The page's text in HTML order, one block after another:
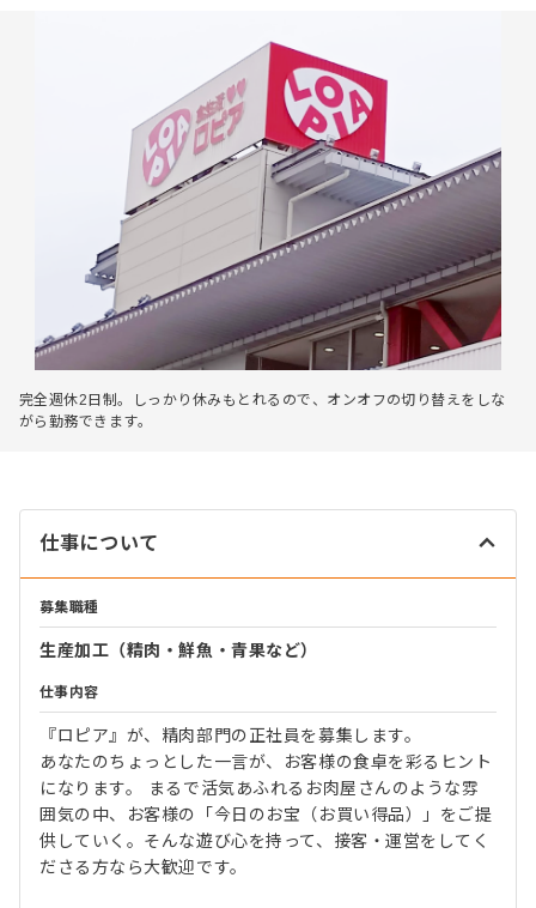
完全週休2日制。しっかり休みもとれるので、オンオフの切り替えをしな
がら勤務できます。
仕事について
募集職種
生産加工（精肉・鮮魚・青果など）
仕事内容
『ロピア』が、精肉部門の正社員を募集します。
あなたのちょっとした一言が、お客様の食卓を彩るヒント
になります。 まるで活気あふれるお肉屋さんのような雰
囲気の中、お客様の「今日のお宝（お買い得品）」をご提
供していく。そんな遊び心を持って、接客・運営をしてく
ださる方なら大歓迎です。